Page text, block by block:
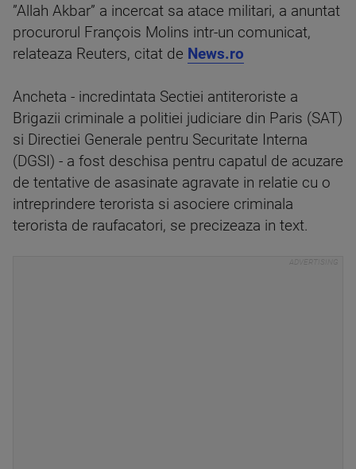
”Allah Akbar” a incercat sa atace militari, a anuntat
procurorul François Molins intr-un comunicat,
relateaza Reuters, citat de News.ro
Ancheta - incredintata Sectiei antiteroriste a
Brigazii criminale a politiei judiciare din Paris (SAT)
si Directiei Generale pentru Securitate Interna
(DGSI) - a fost deschisa pentru capatul de acuzare
de tentative de asasinate agravate in relatie cu o
intreprindere terorista si asociere criminala
terorista de raufacatori, se precizeaza in text.